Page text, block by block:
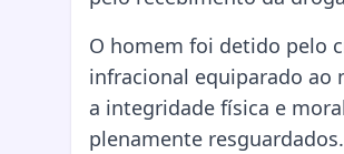
O homem foi detido pelo
infracional equiparado ao
a integridade física e
plenamente